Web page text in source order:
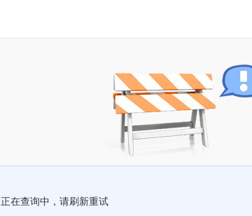
正在查询中，请刷新重试